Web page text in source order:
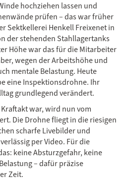
hochziehen lassen und
prüfen – das war früher
Sektkellerei Henkell Freixenet in
der stehenden Stahllagertanks
Höhe war das für die Mitarbeiter
wegen der Arbeitshöhe und
mentale Belastung. Heute
eine Inspektionsdrohne. Ihr
grundlegend verändert.
war, wird nun vom
Die Drohne fliegt in die riesigen
scharfe Livebilder und
per Video. Für die
keine Absturzgefahr, keine
– dafür präzise
Zeit.